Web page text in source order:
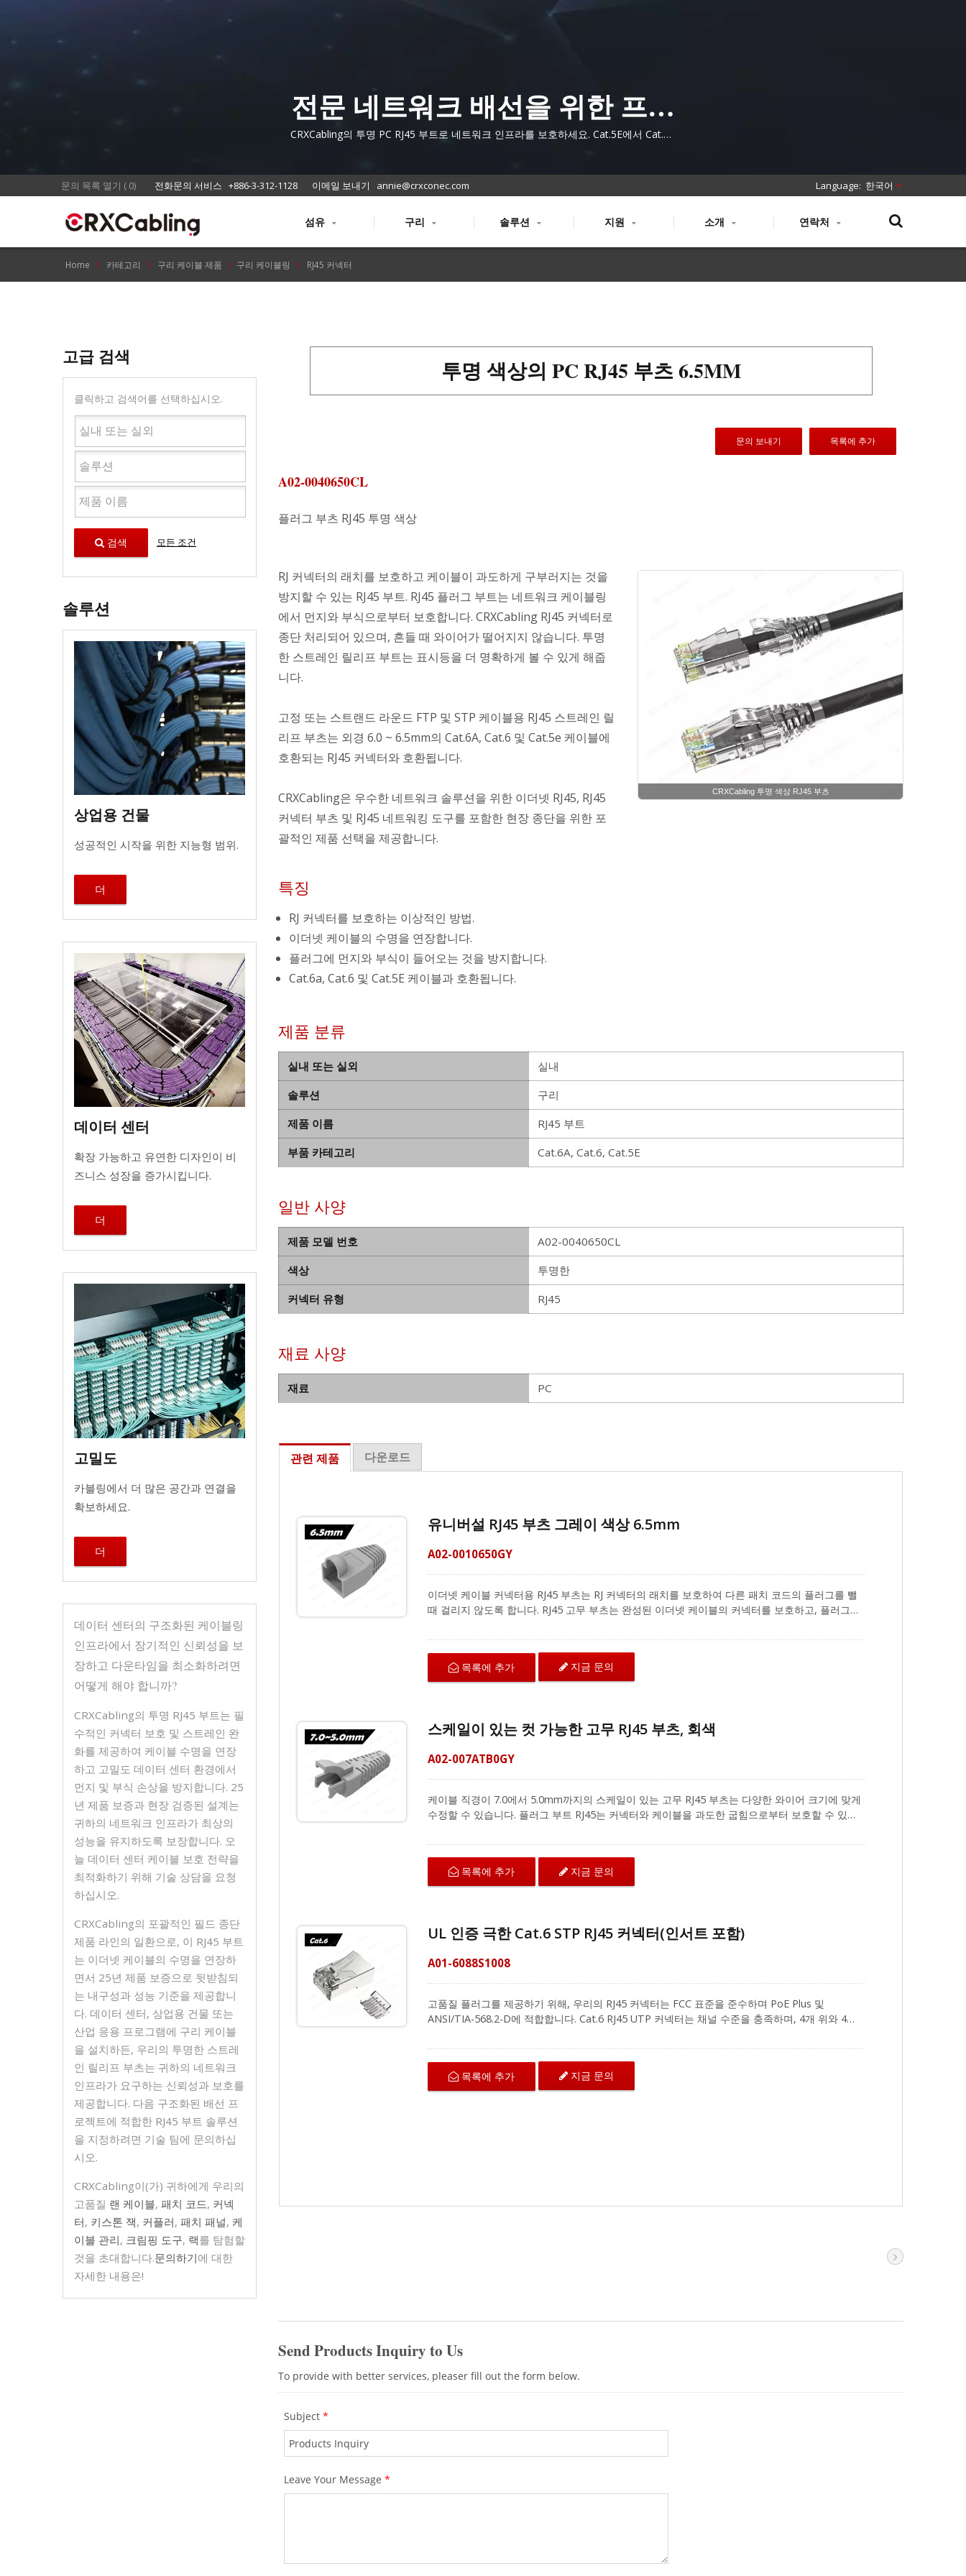
전문 네트워크 배선을 위한 프리
미엄 RJ45 투명 부트
CRXCabling의 투명 PC RJ45 부트로 네트워크 인프라를 보호하세요. Cat.5E에서 Cat.6A
문의 목록 열기 ( 0) 전화문의 서비스 +886-3-312-1128 이메일 보내기 annie@crxconec.com 한국어
섬유 구리 솔루션 지원 소개 연락처
Home 카테고리 구리 케이블 제품 구리 케이블링 RJ45 커넥터
고급 검색
클릭하고 검색어를 선택하십시오.
검색 모든 조건
솔루션
상업용 건물
성공적인 시작을 위한 지능형 범위.
더
데이터 센터
확장 가능하고 유연한 디자인이 비
즈니스 성장을 증가시킵니다.
더
고밀도
카블링에서 더 많은 공간과 연결을
확보하세요.
더
데이터 센터의 구조화된 케이블링
인프라에서 장기적인 신뢰성을 보
장하고 다운타임을 최소화하려면
어떻게 해야 합니까?
CRXCabling의 투명 RJ45 부트는 필
수적인 커넥터 보호 및 스트레인 완
화를 제공하여 케이블 수명을 연장
하고 고밀도 데이터 센터 환경에서
먼지 및 부식 손상을 방지합니다. 25
년 제품 보증과 현장 검증된 설계는
귀하의 네트워크 인프라가 최상의
성능을 유지하도록 보장합니다. 오
늘 데이터 센터 케이블 보호 전략을
최적화하기 위해 기술 상담을 요청
하십시오.
CRXCabling의 포괄적인 필드 종단
제품 라인의 일환으로, 이 RJ45 부트
는 이더넷 케이블의 수명을 연장하
면서 25년 제품 보증으로 뒷받침되
는 내구성과 성능 기준을 제공합니
다. 데이터 센터, 상업용 건물 또는
산업 응용 프로그램에 구리 케이블
을 설치하든, 우리의 투명한 스트레
인 릴리프 부츠는 귀하의 네트워크
인프라가 요구하는 신뢰성과 보호를
제공합니다. 다음 구조화된 배선 프
로젝트에 적합한 RJ45 부트 솔루션
을 지정하려면 기술 팀에 문의하십
시오.
CRXCabling이(가) 귀하에게 우리의
고품질 랜 케이블, 패치 코드, 커넥
터, 키스톤 잭, 커플러, 패치 패널, 케
이블 관리, 크림핑 도구, 랙를 탐험할
것을 초대합니다.문의하기에 대한
자세한 내용은!
투명 색상의 PC RJ45 부츠 6.5MM
문의 보내기 목록에 추가
A02-0040650CL
플러그 부츠 RJ45 투명 색상
CRXCabling 투명 색상 RJ45 부츠
RJ 커넥터의 래치를 보호하고 케이블이 과도하게 구부러지는 것을
방지할 수 있는 RJ45 부트. RJ45 플러그 부트는 네트워크 케이블링
에서 먼지와 부식으로부터 보호합니다. CRXCabling RJ45 커넥터로
종단 처리되어 있으며, 흔들 때 와이어가 떨어지지 않습니다. 투명
한 스트레인 릴리프 부트는 표시등을 더 명확하게 볼 수 있게 해줍
니다.
고정 또는 스트랜드 라운드 FTP 및 STP 케이블용 RJ45 스트레인 릴
리프 부츠는 외경 6.0 ~ 6.5mm의 Cat.6A, Cat.6 및 Cat.5e 케이블에
호환되는 RJ45 커넥터와 호환됩니다.
CRXCabling은 우수한 네트워크 솔루션을 위한 이더넷 RJ45, RJ45
커넥터 부츠 및 RJ45 네트워킹 도구를 포함한 현장 종단을 위한 포
괄적인 제품 선택을 제공합니다.
특징
RJ 커넥터를 보호하는 이상적인 방법.
이더넷 케이블의 수명을 연장합니다.
플러그에 먼지와 부식이 들어오는 것을 방지합니다.
Cat.6a, Cat.6 및 Cat.5E 케이블과 호환됩니다.
제품 분류
실내 또는 실외
실내
솔루션
구리
제품 이름
RJ45 부트
부품 카테고리
Cat.6A, Cat.6, Cat.5E
일반 사양
제품 모델 번호
A02-0040650CL
색상
투명한
커넥터 유형
RJ45
재료 사양
재료 PC
관련 제품 다운로드
유니버설 RJ45 부츠 그레이 색상 6.5mm
A02-0010650GY
이더넷 케이블 커넥터용 RJ45 부츠는 RJ 커넥터의 래치를 보호하여 다른 패치 코드의 플러그를 뺄
때 걸리지 않도록 합니다. RJ45 고무 부츠는 완성된 이더넷 케이블의 커넥터를 보호하고, 플러그에
Cat.6 및 Cat.5e FTP 및 UTP 케이블과 호환되며, 외경이 6.0 ~ 6.5mm인 LAN 케이블에 적합합니
다. 또한, 주황색, 노란색, 녹색, 파란색, 보라색, 검은색 및 분홍색의 색상 코딩 시스템에 맞추기 위
해 다른 색상도 제공됩니다. CRXCabling은 필드 종단을 위한 완벽한 제품 포트폴리오를 제공합니
다. 여기에는 RJ45 커넥터, RJ45 스트레인 릴리프 부츠 및 RJ45 크림핑 도구가 포함됩니다. 또한 고
목록에 추가 지금 문의
스케일이 있는 컷 가능한 고무 RJ45 부츠, 회색
A02-007ATB0GY
케이블 직경이 7.0에서 5.0mm까지의 스케일이 있는 고무 RJ45 부츠는 다양한 와이어 크기에 맞게
수정할 수 있습니다. 플러그 부트 RJ45는 커넥터와 케이블을 과도한 굽힘으로부터 보호할 수 있습
니다. 스트레인 릴리프 부츠는 Cat.6A, Cat.6 및 Cat.5e 케이블의 외경이 7.0 ~ 5.0mm인 고체 또
는 꼬인 원형 네트워크 케이블과 RJ45 8P8C 커넥터에 사용할 수 있습니다. CRXCabling은 RJ45
커넥터, RJ45 커넥터 부트 및 우수한 네트워크 솔루션을 만들기 위한 RJ45 배선 도구를 포함하여
현장에서 케이블 종단을 위한 전체 제품 선택을 제공합니다.
목록에 추가 지금 문의
UL 인증 극한 Cat.6 STP RJ45 커넥터(인서트 포함)
A01-6088S1008
고품질 플러그를 제공하기 위해, 우리의 RJ45 커넥터는 FCC 표준을 준수하며 PoE Plus 및
ANSI/TIA-568.2-D에 적합합니다. Cat.6 RJ45 UTP 커넥터는 채널 수준을 충족하며, 4개 위와 4개
토크를 제거하고 전자기 간섭을 방지합니다. 750회의 결합 주기를 위한 RJ45 금도금 50U" 접점은
우수한 전도성을 제공합니다. 0.98 - 1.05 mm 및 23 - 26AWG 케이블에 적합합니다. 익스트림 시
리즈 RJ45 모듈러 플러그는 특허받은 Z 블레이드(3핀 블레이드) 접촉과 180도까지 25회 이상 구부
릴 수 있는 PC 원자재로 만들어진 구부릴 수 있는 래치로 구성되어 있습니다. 시리즈 케이블링 제
목록에 추가 지금 문의